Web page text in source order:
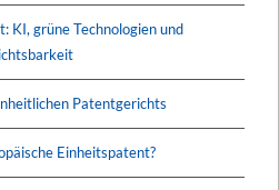
KI, grüne Technologien und
Patentgerichts
Einheitspatent?